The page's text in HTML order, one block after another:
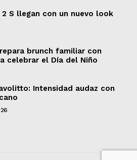
2 S llegan con un nuevo look
brunch familiar con
celebrar el Día del Niño
Intensidad audaz con